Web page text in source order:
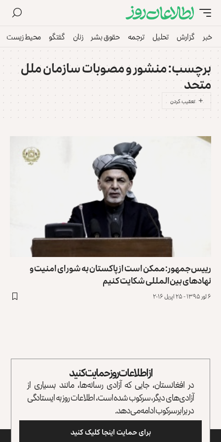
خبر گزارش تحلیل ترجمه حقوق بشر زنان گفتگو محیط زیست
برچسب:منشور و مصوبات سازمان ملل
متحد
رییس‌جمهور: ممکن است از پاکستان به شورای امنیت و
نهادهای بین‌المللی شکایت کنیم
۶ ثور ۱۳۹۵ - ۲۵ اپریل ۲۰۱۶
از اطلاعات روز حمایت کنید
در افغانستان، جایی که آزادی رسانه‌ها، مانند بسیاری از
آزادی‌های دیگر، سرکوب شده است، اطلاعات روز به ایستادگی
در برابر سرکوب ادامه می‌دهد.
برای حمایت اینجا کلیک کنید